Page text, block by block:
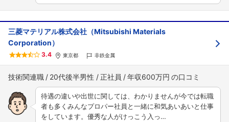
三菱マテリアル株式会社（Mitsubishi Materials
Corporation）
3.4 東京都 非鉄金属
技術関連職 20代後半男性 正社員 年収600万円
待遇の違いや出世に関しては、わかりませんが今では転職
者も多くみんなプロパー社員と一緒に和気あいあいと仕事
をしています。優秀な人がけっこう入っ…